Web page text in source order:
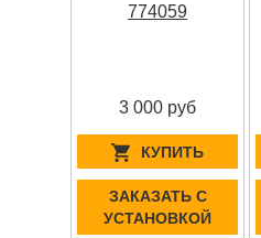
774059
3 000 руб
КУПИТЬ
ЗАКАЗАТЬ С
УСТАНОВКОЙ